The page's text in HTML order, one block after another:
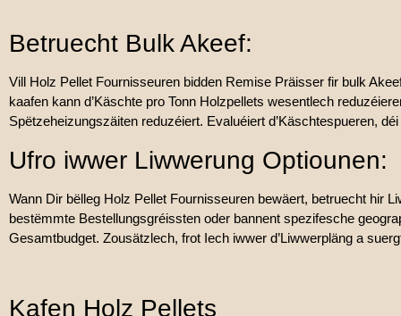
Betruecht Bulk Akeef:
Vill Holz Pellet Fournisseuren bidden Remise Präisser fir bulk
kaafen kann d’Käschte pro Tonn Holzpellets wesentlech
Spëtzeheizungszäiten reduzéiert. Evaluéiert d’Käschtespueren,
Ufro iwwer Liwwerung Optiounen:
Wann Dir bëlleg Holz Pellet Fournisseuren bewäert, betruecht hir
bestëmmte Bestellungsgréissten oder bannent spezifesche
Gesamtbudget. Zousätzlech, frot Iech iwwer d’Liwwerpläng a
Kafen Holz Pellets